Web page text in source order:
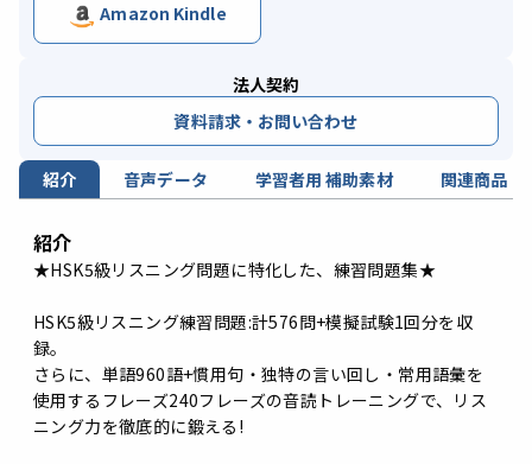
Amazon Kindle
法人契約
資料請求・お問い合わせ
紹介 音声データ 学習者用 補助素材 関連商品
紹介
★HSK5級リスニング問題に特化した、練習問題集★
HSK5級リスニング練習問題:計576問+模擬試験1回分を収
録。
さらに、単語960語+慣用句・独特の言い回し・常用語彙を
使用するフレーズ240フレーズの音読トレーニングで、リス
ニング力を徹底的に鍛える!